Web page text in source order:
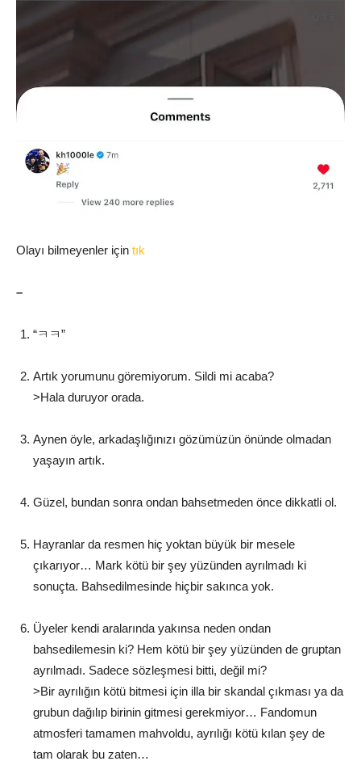
Olayı bilmeyenler için tık
–
“ㅋㅋ”
Artık yorumunu göremiyorum. Sildi mi acaba?
>Hala duruyor orada.
Aynen öyle, arkadaşlığınızı gözümüzün önünde olmadan
yaşayın artık.
Güzel, bundan sonra ondan bahsetmeden önce dikkatli ol.
Hayranlar da resmen hiç yoktan büyük bir mesele
çıkarıyor… Mark kötü bir şey yüzünden ayrılmadı ki
sonuçta. Bahsedilmesinde hiçbir sakınca yok.
Üyeler kendi aralarında yakınsa neden ondan
bahsedilemesin ki? Hem kötü bir şey yüzünden de gruptan
ayrılmadı. Sadece sözleşmesi bitti, değil mi?
>Bir ayrılığın kötü bitmesi için illa bir skandal çıkması ya da
grubun dağılıp birinin gitmesi gerekmiyor… Fandomun
atmosferi tamamen mahvoldu, ayrılığı kötü kılan şey de
tam olarak bu zaten…